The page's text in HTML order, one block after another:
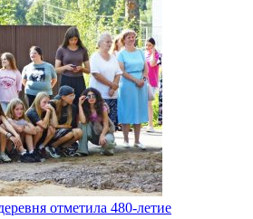
отметила 480-летие